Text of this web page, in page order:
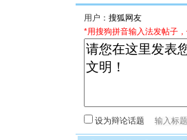
用户：
*用搜狗拼音输入法发帖子
设为辩论话题